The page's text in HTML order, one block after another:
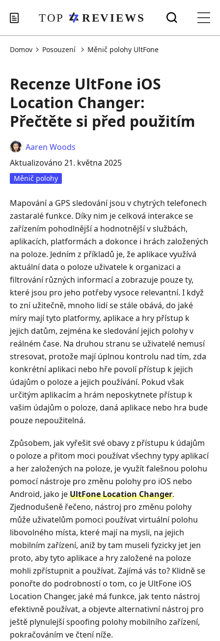
Domov Posouzení Měnič polohy UltFone
Recenze UltFone iOS
Location Changer:
Přečtěte si před použitím
Aaren Woods
Aktualizováno 21. května 2025
Měnič polohy
Mapování a GPS sledování jsou v chytrých telefonech
zastaralé funkce. Díky nim je celková interakce se
zařízením pohodlnější a hodnotnější v službách,
aplikacích, platformách a dokonce i hrách založených
na poloze. Jedním z příkladů je, že aplikace využívá
aktuální data o poloze uživatele k organizaci a
filtrování různých informací a zobrazuje pouze ty,
které jsou pro jeho potřeby vysoce relevantní. I když
to zní užitečně, mnoho lidí se stále obává, do jaké
míry mají tyto platformy, aplikace a hry přístup k
jejich datům, zejména ke sledování jejich polohy v
reálném čase. Na druhou stranu se uživatelé nemusí
stresovat, protože mají úplnou kontrolu nad tím, zda
konkrétní aplikaci nebo hře povolí přístup k jejich
údajům o poloze a jejich používání. Pokud však
určitým aplikacím a hrám neposkytnete přístup k
vašim údajům o poloze, daná aplikace nebo hra bude
pouze nepoužitelná.
Způsobem, jak vyřešit své obavy z přístupu k údajům
o poloze a přitom moci používat všechny typy aplikací
a her založených na poloze, je využít falešnou polohu
pomocí nástroje pro změnu polohy pro iOS nebo
Android, jako jeUltFone Location Changer.
Zjednodušeně řečeno, nástroj pro změnu polohy
může uživatelům pomoci používat virtuální polohu
libovolného místa, které mají na mysli, na jejich
mobilním zařízení, aniž by tam museli fyzicky jet jen
proto, aby tyto aplikace a hry založené na poloze
mohli zpřístupnit a používat. Zajímá vás to? Klidně se
ponořte do podrobností o tom, co je UltFone iOS
Location Changer, jaké má funkce, jak tento nástroj
efektivně používat, a objevte alternativní nástroj pro
ještě plynulejší spoofing polohy mobilního zařízení,
pokračováním ve čtení níže.